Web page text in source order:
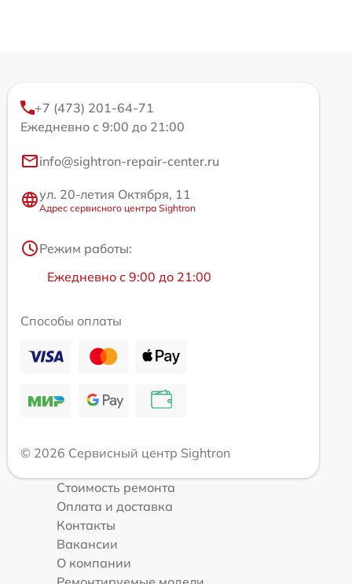
+7 (473) 201-64-71
Ежедневно с 9:00 до 21:00
info@sightron-repair-center.ru
ул. 20-летия Октября, 11
Адрес сервисного центра Sightron
Режим работы:
Ежедневно с 9:00 до 21:00
Способы оплаты
© 2026 Сервисный центр Sightron
Стоимость ремонта
Оплата и доставка
Контакты
Вакансии
О компании